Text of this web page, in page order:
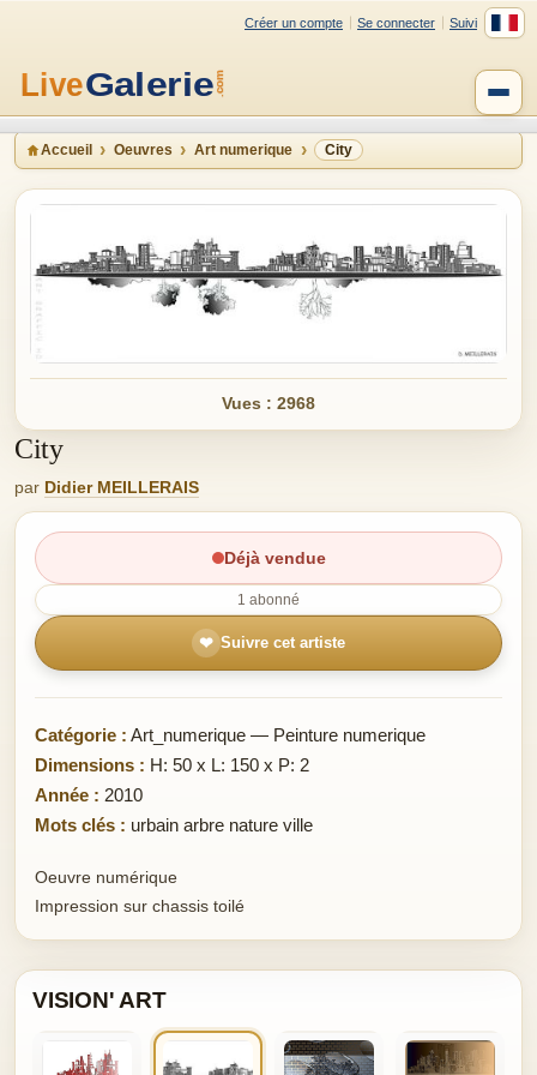
Créer un compte Se connecter Suivi
Accueil Oeuvres Art numerique City
Vues : 2968
City
par Didier MEILLERAIS
Déjà vendue
1 abonné
❤ Suivre cet artiste
Catégorie : Art_numerique — Peinture numerique
Dimensions : H: 50 x L: 150 x P: 2
Année : 2010
Mots clés : urbain arbre nature ville
Oeuvre numérique
Impression sur chassis toilé
VISION' ART